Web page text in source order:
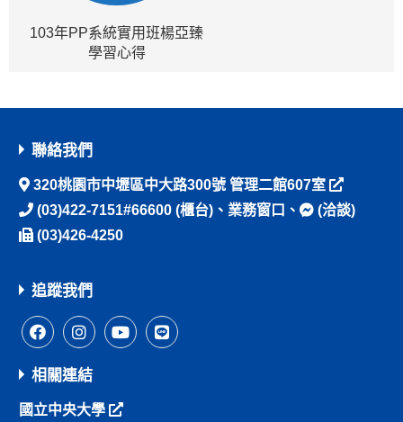
103年PP系統實用班楊亞臻
學習心得
聯絡我們
320桃園市中壢區中大路300號 管理二館607室
(03)422-7151#66600 (櫃台)、 業務窗口 、
(洽談)
(03)426-4250
追蹤我們
相關連結
國立中央大學